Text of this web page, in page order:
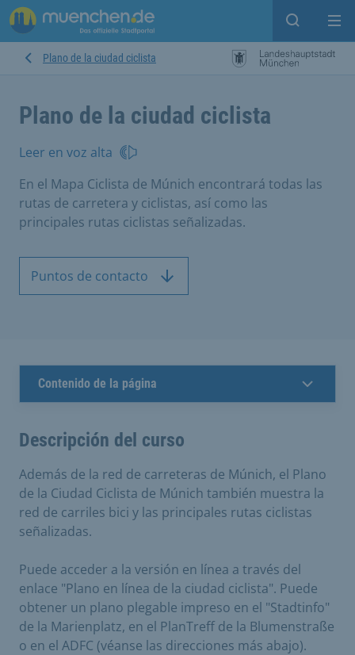
Open
Plano de la ciudad ciclista
Plano de la ciudad ciclista
Leer en voz alta
En el Mapa Ciclista de Múnich encontrará todas las
rutas de carretera y ciclistas, así como las
principales rutas ciclistas señalizadas.
Puntos de contacto
Contenido de la página
Descripción del curso
Además de la red de carreteras de Múnich, el Plano
de la Ciudad Ciclista de Múnich también muestra la
red de carriles bici y las principales rutas ciclistas
señalizadas.
Puede acceder a la versión en línea a través del
enlace "Plano en línea de la ciudad ciclista". Puede
obtener un plano plegable impreso en el "Stadtinfo"
de la Marienplatz, en el PlanTreff de la Blumenstraße
o en el ADFC (véanse las direcciones más abajo).